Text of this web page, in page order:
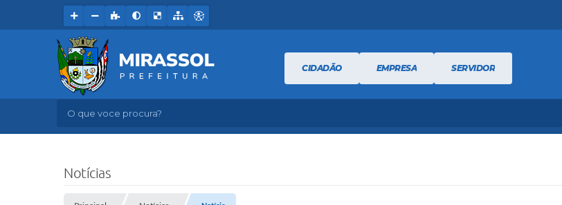
O que voce procura?
CIDADÃO EMPRESA SERVIDOR
Notícias